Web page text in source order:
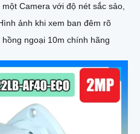
Camera với độ nét sắc sảo,
ngoại 10m chính hãng